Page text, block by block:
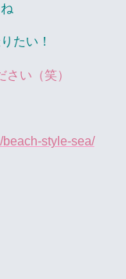
たい！
い（笑）
style-sea/